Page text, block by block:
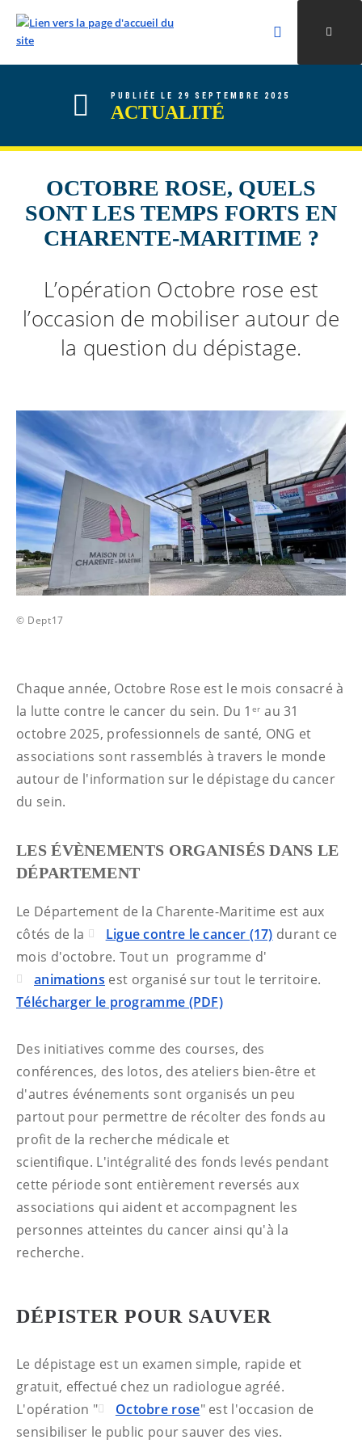
ALLER AU CONTENU
ALLER AU MENU
ALLER À LA RECHERCHE
Rechercher
Valider la
PUBLIÉE LE 29 SEPTEMBRE 2025
ACTUALITÉ
OCTOBRE ROSE, QUELS
SONT LES TEMPS FORTS EN
CHARENTE-MARITIME ?
L’opération Octobre rose est
l’occasion de mobiliser autour de
la question du dépistage.
© Dept17
Chaque année, Octobre Rose est le mois consacré à
la lutte contre le cancer du sein. Du 1 er au 31
octobre 2025, professionnels de santé, ONG et
associations sont rassemblés à travers le monde
autour de l'information sur le dépistage du cancer
du sein.
LES ÉVÈNEMENTS ORGANISÉS DANS LE
DÉPARTEMENT
Le Département de la Charente-Maritime est aux
côtés de la
Ligue contre le cancer (17) durant ce
mois d'octobre. Tout un programme d'
animations est organisé sur tout le territoire.
Télécharger le programme (PDF)
Des initiatives comme des courses, des
conférences, des lotos, des ateliers bien-être et
d'autres événements sont organisés un peu
partout pour permettre de récolter des fonds au
profit de la recherche médicale et
scientifique. L'intégralité des fonds levés pendant
cette période sont entièrement reversés aux
associations qui aident et accompagnent les
personnes atteintes du cancer ainsi qu'à la
recherche.
DÉPISTER POUR SAUVER
Le dépistage est un examen simple, rapide et
gratuit, effectué chez un radiologue agréé.
L'opération "
Octobre rose" est l'occasion de
sensibiliser le public pour sauver des vies.